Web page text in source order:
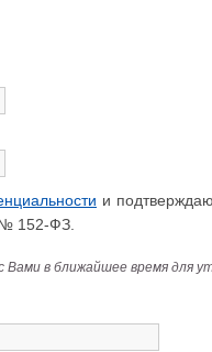
и
№ 152-ФЗ.
в ближайшее время для